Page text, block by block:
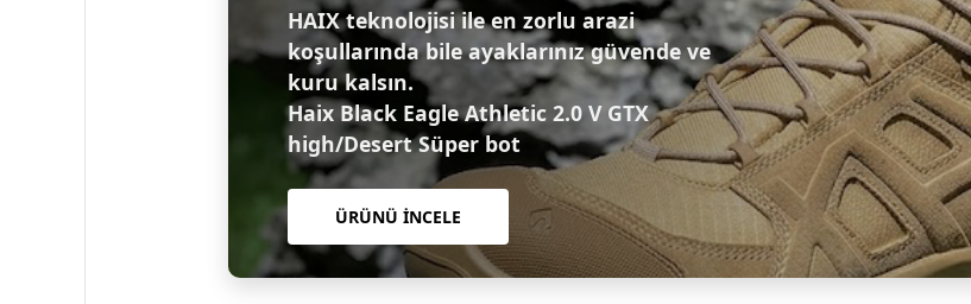
HAIX teknolojisi ile en zorlu arazi
koşullarında bile ayaklarınız güvende ve
kuru kalsın.
Haix Black Eagle Athletic 2.0 V GTX
high/Desert Süper bot
ÜRÜNÜ İNCELE